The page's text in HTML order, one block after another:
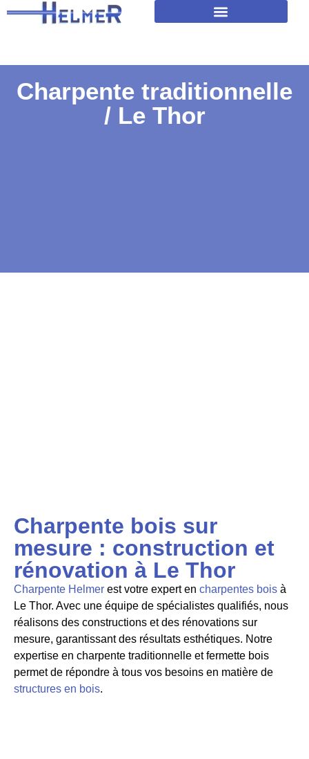
Charpente traditionnelle
/ Le Thor
Charpente bois sur
mesure : construction et
rénovation à Le Thor
Charpente Helmer est votre expert en charpentes bois à
Le Thor. Avec une équipe de spécialistes qualifiés, nous
réalisons des constructions et des rénovations sur
mesure, garantissant des résultats esthétiques. Notre
expertise en charpente traditionnelle et fermette bois
permet de répondre à tous vos besoins en matière de
structures en bois.